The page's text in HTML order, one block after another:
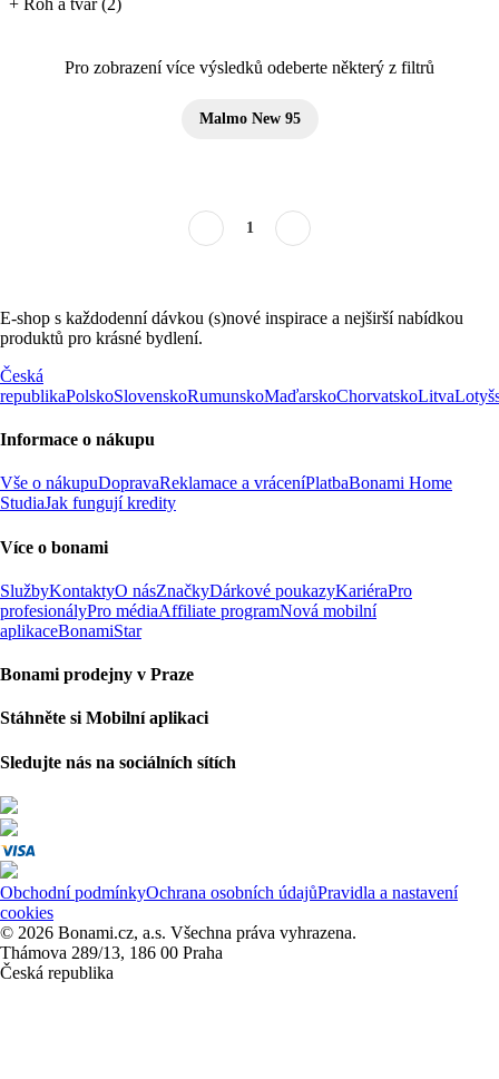
Pro zobrazení více výsledků odeberte některý z filtrů
Malmo New 95
1
E-shop s každodenní dávkou (s)nové inspirace a nejširší nabídkou
produktů pro krásné bydlení.
Česká
republikaPolskoSlovenskoRumunskoMaďarskoChorvatskoLitva
Informace o nákupu
Vše o nákupuDopravaReklamace a vráceníPlatbaBonami Home
StudiaJak fungují kredity
Více o bonami
SlužbyKontaktyO násZnačkyDárkové poukazyKariéraPro
profesionályPro médiaAffiliate programNová mobilní
aplikaceBonamiStar
Bonami prodejny v Praze
Stáhněte si Mobilní aplikaci
Sledujte nás na sociálních sítích
Obchodní podmínkyOchrana osobních údajůPravidla a nastavení
cookies
© 2026 Bonami.cz, a.s. Všechna práva vyhrazena.
Thámova 289/13, 186 00 Praha
Česká republika